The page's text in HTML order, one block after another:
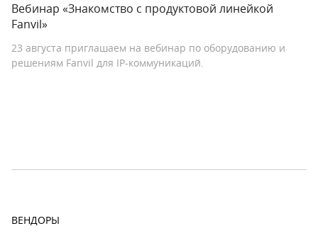
Вебинар «Знакомство с продуктовой линейкой
Fanvil»
23 августа приглашаем на вебинар по оборудованию и
решениям Fanvil для IP-коммуникаций.
ВЕНДОРЫ